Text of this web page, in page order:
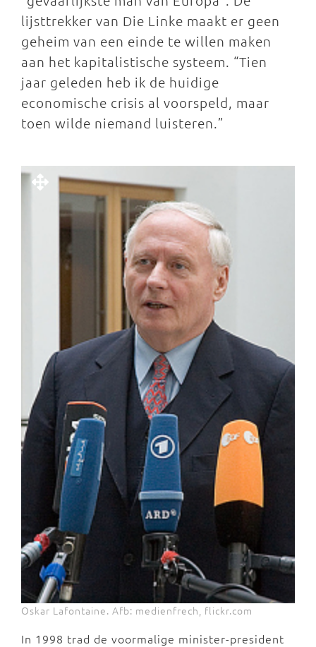
lijsttrekker van Die Linke maakt er geen
geheim van een einde te willen maken
aan het kapitalistische systeem. “Tien
jaar geleden heb ik de huidige
economische crisis al voorspeld, maar
toen wilde niemand luisteren.”
Oskar Lafontaine. Afb: medienfrech, flickr.com
In 1998 trad de voormalige minister-president